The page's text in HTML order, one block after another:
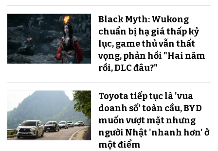
Black Myth: Wukong
chuẩn bị hạ giá thấp kỷ
lục, game thủ vẫn thất
vọng, phản hồi "Hai năm
rồi, DLC đâu?"
Toyota tiếp tục là 'vua
doanh số' toàn cầu, BYD
muốn vượt mặt nhưng
người Nhật 'nhanh hơn' ở
một điểm